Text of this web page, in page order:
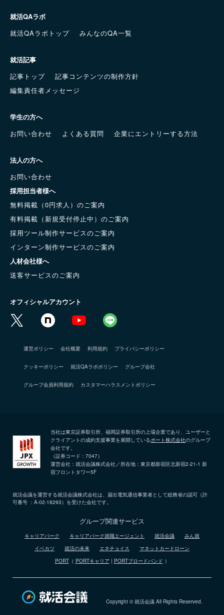
就活QAラボ
就活QAラボトップ
みんなのQA一覧
就活記事
記事トップ
記事コンテンツの制作方針
編集責任者メッセージ
学生の方へ
お問い合わせ
よくある質問 企業にエントリーする方法
法人の方へ
お問い合わせ
採用担当者様へ
無料掲載（0円求人）のご案内
有料掲載（新規受付停止中）のご案内
採用ツール制作サービスのご案内
インターン制作サービスのご案内
人材会社様へ
送客サービスのご案内
オフィシャルアカウント
運営ポリシー 会社概要 利用規約 プライバシーポリシー
クッキーポリシー 就活QAラボポリシー グループ会社
グループ会員利用規約 カスタマーハラスメントポリシー
当社は東京証券取引所、福岡証券取引所の上場企業であり、ユーザーと
クライアントの成約支援事業を展開しているポート株式会社のグループ
会社です。
（証券コード：7047）
運営会社：就活会議株式会社／所在地：東京都新宿区北新宿2-21-1 新
宿フロントタワー5F
就活会議を運営する就活会議株式会社は、届出電気通信事業者として総務省の認可（許
可番号 ：A-02-18293）を受けた会社です。